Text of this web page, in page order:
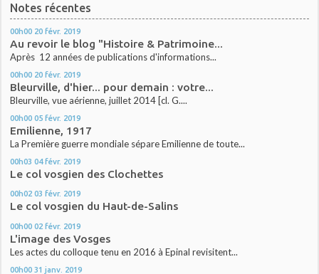
Notes récentes
00h00 20 févr. 2019
Au revoir le blog "Histoire & Patrimoine...
Après 12 années de publications d'informations...
00h00 20 févr. 2019
Bleurville, d'hier... pour demain : votre...
Bleurville, vue aérienne, juillet 2014 [cl. G....
00h00 05 févr. 2019
Emilienne, 1917
La Première guerre mondiale sépare Emilienne de toute...
00h03 04 févr. 2019
Le col vosgien des Clochettes
00h02 03 févr. 2019
Le col vosgien du Haut-de-Salins
00h00 02 févr. 2019
L'image des Vosges
Les actes du colloque tenu en 2016 à Epinal revisitent...
00h00 31 janv. 2019